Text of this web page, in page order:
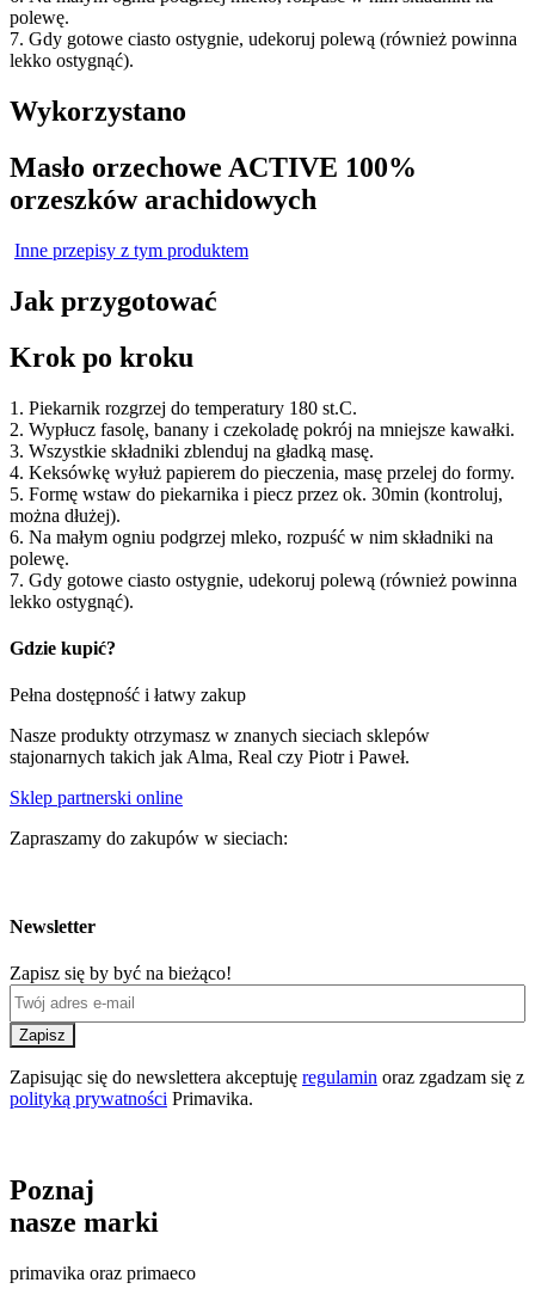
polewę.
7. Gdy gotowe ciasto ostygnie, udekoruj polewą (również powinna
lekko ostygnąć).
Wykorzystano
Masło orzechowe ACTIVE 100%
orzeszków arachidowych
Inne przepisy z tym produktem
Jak przygotować
Krok po kroku
1. Piekarnik rozgrzej do temperatury 180 st.C.
2. Wypłucz fasolę, banany i czekoladę pokrój na mniejsze kawałki.
3. Wszystkie składniki zblenduj na gładką masę.
4. Keksówkę wyłuż papierem do pieczenia, masę przelej do formy.
5. Formę wstaw do piekarnika i piecz przez ok. 30min (kontroluj,
można dłużej).
6. Na małym ogniu podgrzej mleko, rozpuść w nim składniki na
polewę.
7. Gdy gotowe ciasto ostygnie, udekoruj polewą (również powinna
lekko ostygnąć).
Gdzie kupić?
Pełna dostępność i łatwy zakup
Nasze produkty otrzymasz w znanych sieciach sklepów
stajonarnych takich jak Alma, Real czy Piotr i Paweł.
Sklep partnerski online
Zapraszamy do zakupów w sieciach:
Newsletter
Zapisz się by być na bieżąco!
Zapisz
Zapisując się do newslettera akceptuję regulamin oraz zgadzam się z
polityką prywatności Primavika.
Poznaj
nasze marki
primavika oraz primaeco